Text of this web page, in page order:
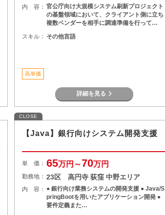
内 容： 官公庁向け大規模システム刷新プロジェクト
の基盤領域において、クライアント側に立ち
複数ベンダーを相手に調達準備を行って…
スキル： その他言語
高単価
詳細を見る
CLOSE
【Java】銀行向けシステム開発支援
単 価： 65万円～70万円
勤務地： 23区 高円寺 荻窪 中野エリア
内 容： ● 銀行向け業務システムの開発支援 ● Java/S
pringBootを用いたアプリケーション開発 ●
要件定義また…